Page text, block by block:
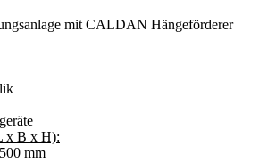
mit CALDAN Hängeförderer
x B x H):
mm